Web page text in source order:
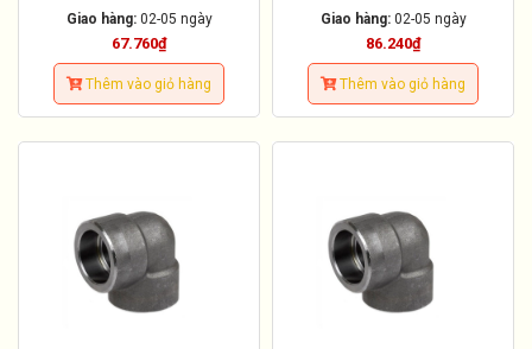
Giao hàng: 02-05 ngày
67.760₫
Thêm vào giỏ hàng
Giao hàng: 02-05 ngày
86.240₫
Thêm vào giỏ hàng